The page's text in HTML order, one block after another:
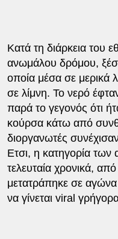
Κατά τη διάρκεια του
ανωμάλου δρόμου,
οποία μέσα σε μερικά
σε λίμνη. Το νερό
παρά το γεγονός ότι
κούρσα κάτω από
διοργανωτές
Ετσι, η κατηγορία
τελευταία χρονικά,
μετατράπηκε σε
να γίνεται viral